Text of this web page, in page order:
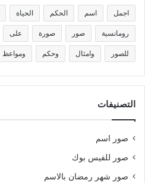
اجمل اسم الحكم الحياة
رومانسية صور صورة على
للصور وامثال وحكم ومواعظ
التصنيفات
صور اسم
صور للفيس بوك
صور شهر رمضان بالاسم